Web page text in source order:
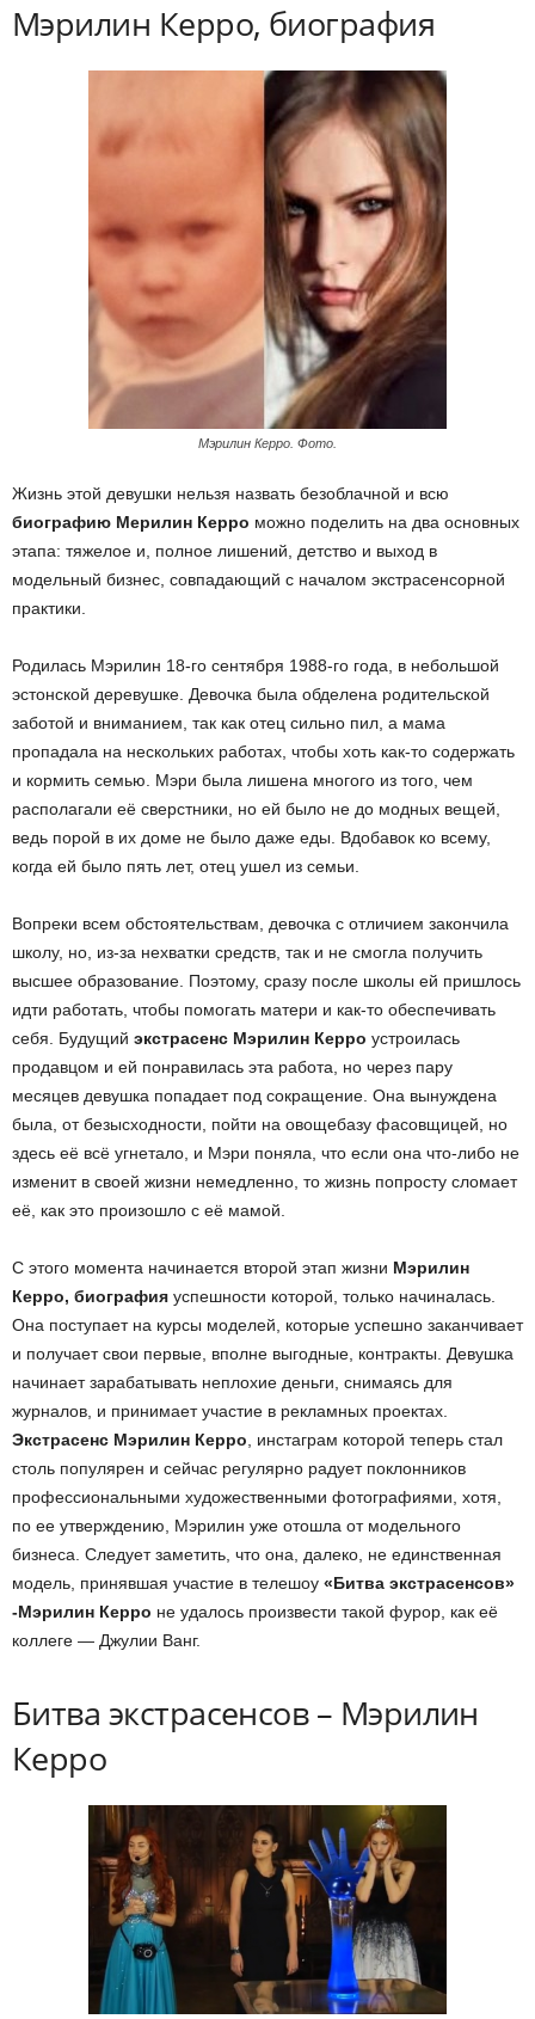
Мэрилин Керро, биография
Мэрилин Керро. Фото.
Жизнь этой девушки нельзя назвать безоблачной и всю
биографию Мерилин Керро можно поделить на два основных
этапа: тяжелое и, полное лишений, детство и выход в
модельный бизнес, совпадающий с началом экстрасенсорной
практики.
Родилась Мэрилин 18-го сентября 1988-го года, в небольшой
эстонской деревушке. Девочка была обделена родительской
заботой и вниманием, так как отец сильно пил, а мама
пропадала на нескольких работах, чтобы хоть как-то содержать
и кормить семью. Мэри была лишена многого из того, чем
располагали её сверстники, но ей было не до модных вещей,
ведь порой в их доме не было даже еды. Вдобавок ко всему,
когда ей было пять лет, отец ушел из семьи.
Вопреки всем обстоятельствам, девочка с отличием закончила
школу, но, из-за нехватки средств, так и не смогла получить
высшее образование. Поэтому, сразу после школы ей пришлось
идти работать, чтобы помогать матери и как-то обеспечивать
себя. Будущий экстрасенс Мэрилин Керро устроилась
продавцом и ей понравилась эта работа, но через пару
месяцев девушка попадает под сокращение. Она вынуждена
была, от безысходности, пойти на овощебазу фасовщицей, но
здесь её всё угнетало, и Мэри поняла, что если она что-либо не
изменит в своей жизни немедленно, то жизнь попросту сломает
её, как это произошло с её мамой.
С этого момента начинается второй этап жизни Мэрилин
Керро, биография успешности которой, только начиналась.
Она поступает на курсы моделей, которые успешно заканчивает
и получает свои первые, вполне выгодные, контракты. Девушка
начинает зарабатывать неплохие деньги, снимаясь для
журналов, и принимает участие в рекламных проектах.
Экстрасенс Мэрилин Керро , инстаграм которой теперь стал
столь популярен и сейчас регулярно радует поклонников
профессиональными художественными фотографиями, хотя,
по ее утверждению, Мэрилин уже отошла от модельного
бизнеса. Следует заметить, что она, далеко, не единственная
модель, принявшая участие в телешоу «Битва экстрасенсов»
-Мэрилин Керро не удалось произвести такой фурор, как её
коллеге — Джулии Ванг.
Битва экстрасенсов – Мэрилин
Керро